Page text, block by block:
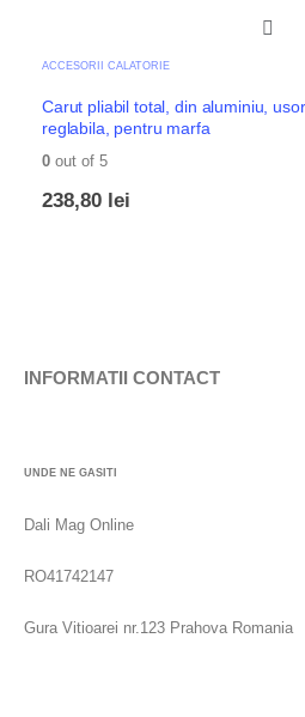
ACCESORII CALATORIE
Carut pliabil total, din aluminiu,
reglabila, pentru marfa
0 out of 5
238,80 lei
INFORMATII CONTACT
UNDE NE GASITI
Dali Mag Online
RO41742147
Gura Vitioarei nr.123 Prahova Romania